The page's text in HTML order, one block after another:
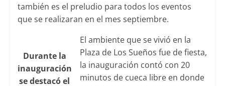
también es el preludio para todos los eventos
que se realizaran en el mes septiembre.
Durante la
inauguración
se destacó el
El ambiente que se vivió en la
Plaza de Los Sueños fue de fiesta,
la inauguración contó con 20
minutos de cueca libre en donde